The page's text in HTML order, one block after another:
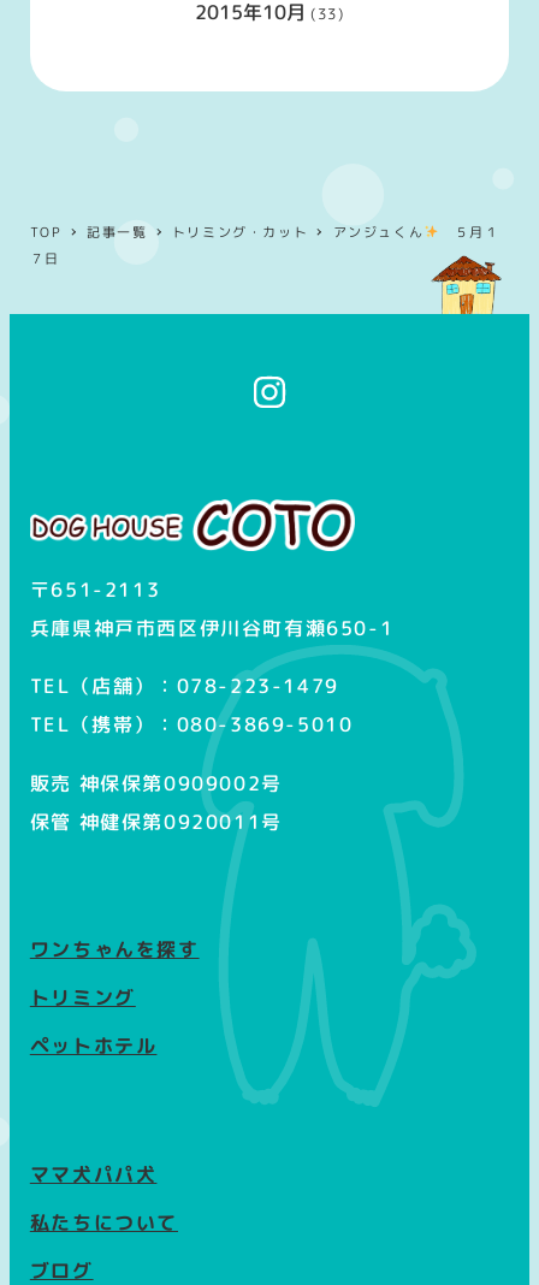
2015年10月 (33)
TOP 記事一覧 トリミング・カット アンジュくん
５月１
７日
ム
〒651-2113
兵庫県神戸市西区伊川谷町有瀬650-1
TEL（店舗）：078-223-1479
TEL（携帯）：080-3869-5010
販売 神保保第0909002号
保管 神健保第0920011号
ワンちゃんを探す
トリミング
ペットホテル
ママ犬パパ犬
私たちについて
ブログ